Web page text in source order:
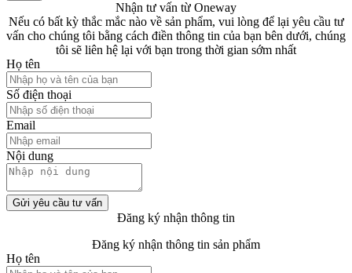
Nhận tư vấn từ Oneway
Nếu có bất kỳ thắc mắc nào về sản phẩm, vui lòng để lại yêu cầu tư
vấn cho chúng tôi bằng cách điền thông tin của bạn bên dưới, chúng
tôi sẽ liên hệ lại với bạn trong thời gian sớm nhất
Họ tên
Số điện thoại
Email
Nội dung
Gửi yêu cầu tư vấn
Đăng ký nhận thông tin
Đăng ký nhận thông tin sản phẩm
Họ tên